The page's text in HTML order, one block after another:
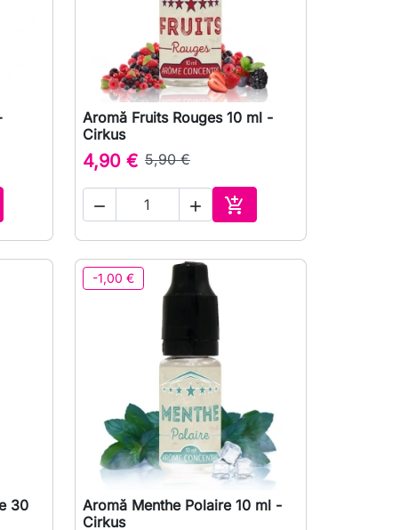
in cos
 Vizualizare rapida
Aromă Fruits Rouges 10 ml -
Cirkus
4,90 € 5,90 €
  
Adauga in cos
30
-1,00 €
 Vizualizare rapida
Aromă Menthe Polaire 10 ml -
Cirkus